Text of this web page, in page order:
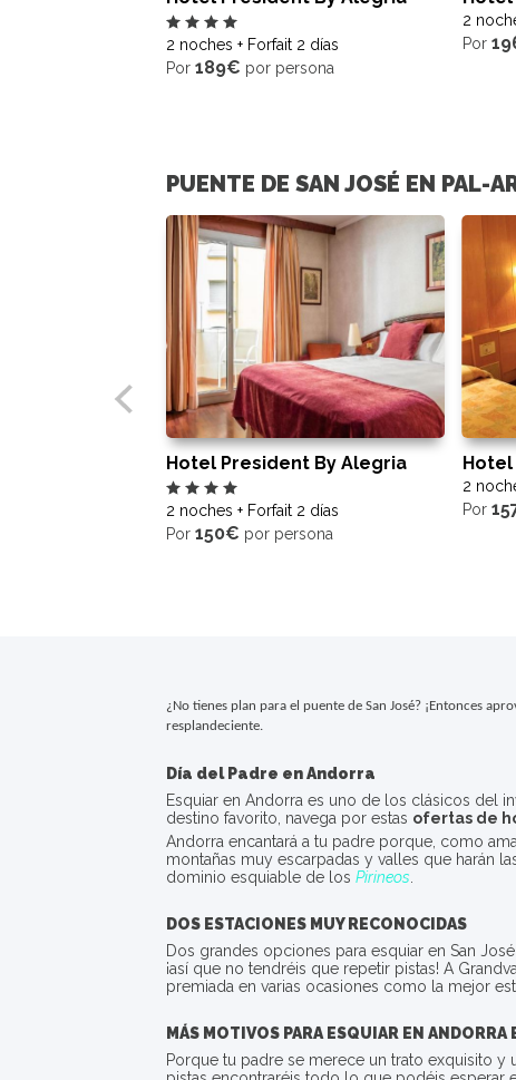
2 noches + Forfait 2 días
Por189€ por persona
2
Por
PUENTE DE SAN JOSÉ EN PAL-
Hotel President By Alegria
2 noches + Forfait 2 días
Por150€ por persona
2
Por
¿No tienes plan para el puente de San José? ¡Entonces
resplandeciente.
Día del Padre en Andorra
Esquiar en Andorra es uno de los clásicos del
destino favorito, navega por estas ofertas de
Andorra encantará a tu padre porque, como
montañas muy escarpadas y valles que harán
dominio esquiable de losPirineos
DOS ESTACIONES MUY RECONOCIDAS
Dos grandes opciones para esquiar en San
¡así que no tendréis que repetir pistas! A
premiada en varias ocasiones como la mejor
MÁS MOTIVOS PARA ESQUIAR EN ANDORRA
Porque tu padre se merece un trato exquisito